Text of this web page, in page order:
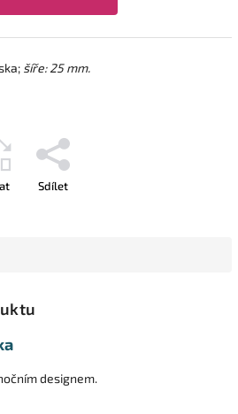
šíře: 25 mm.
Sdílet
designem.